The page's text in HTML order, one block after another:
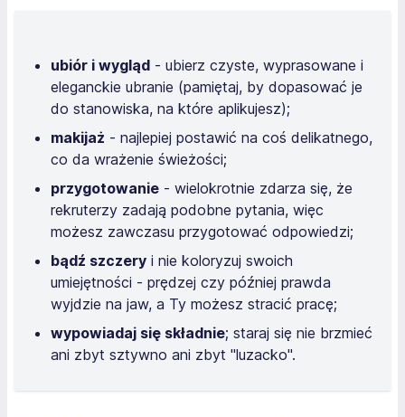
ubiór i wygląd - ubierz czyste, wyprasowane i
eleganckie ubranie (pamiętaj, by dopasować je
do stanowiska, na które aplikujesz);
makijaż - najlepiej postawić na coś delikatnego,
co da wrażenie świeżości;
przygotowanie - wielokrotnie zdarza się, że
rekruterzy zadają podobne pytania, więc
możesz zawczasu przygotować odpowiedzi;
bądź szczery i nie koloryzuj swoich
umiejętności - prędzej czy później prawda
wyjdzie na jaw, a Ty możesz stracić pracę;
wypowiadaj się składnie; staraj się nie brzmieć
ani zbyt sztywno ani zbyt "luzacko".